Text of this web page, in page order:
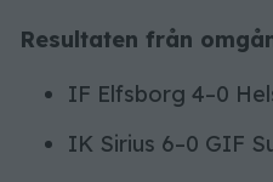
Resultaten från
IF Elfsborg 4–0
IK Sirius 6–0 GIF